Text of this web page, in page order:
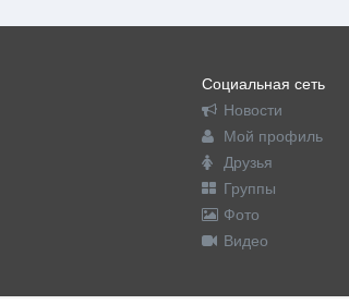
Социальная сеть
Новости
Мой профиль
Друзья
Группы
Фото
Видео